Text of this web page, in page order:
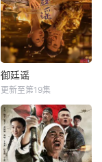
御廷谣
更新至第19集